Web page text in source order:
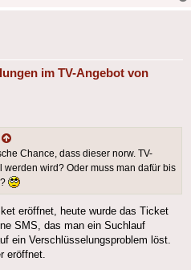
im TV-Angebot von
Chance, dass dieser norw. TV-
wird? Oder muss man dafür bis
eröffnet, heute wurde das Ticket
SMS, das man ein Suchlauf
ein Verschlüsselungsproblem löst.
eröffnet.